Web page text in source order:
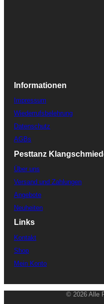
Informationen
Impressum
Wiederrufsbelehrung
Datenschutz
AGBs
Pesttanz
Über uns
Versand und Zahlungen
Angebote
Neuheiten
Links
Kontakt
Shop
Mein Konto
© 2026 Alle